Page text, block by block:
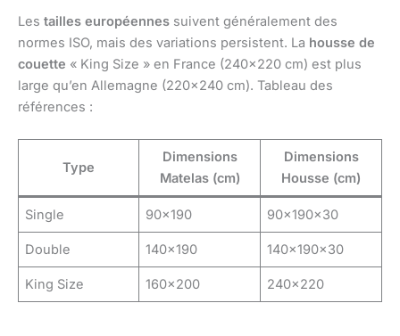
Les tailles européennes suivent généralement des
normes ISO, mais des variations persistent. La housse de
couette « King Size » en France (240×220 cm) est plus
large qu’en Allemagne (220×240 cm). Tableau des
références :
Type
Dimensions
Matelas (cm)
Dimensions
Housse (cm)
Single 90×190 90x190x30
Double 140×190 140x190x30
King Size 160×200 240×220